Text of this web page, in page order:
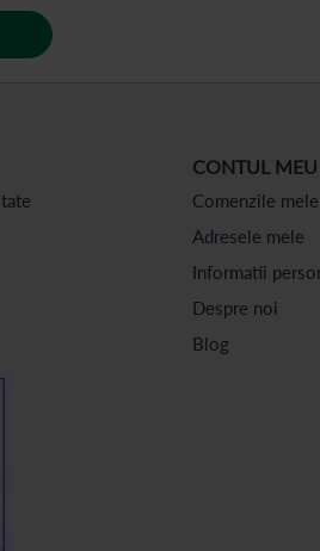
CONTUL MEU
Comenzile mele
Adresele mele
Informatii
Despre noi
Blog